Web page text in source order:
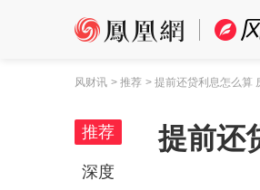
风财讯 > 推荐 > 提前还贷利息怎么算
推荐
深度
提前还